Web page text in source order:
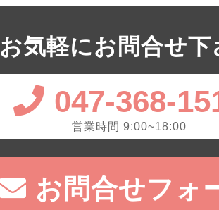
お気軽にお問合せ下
047-368-
営業時間 9:00~18:00
お問合せフォ